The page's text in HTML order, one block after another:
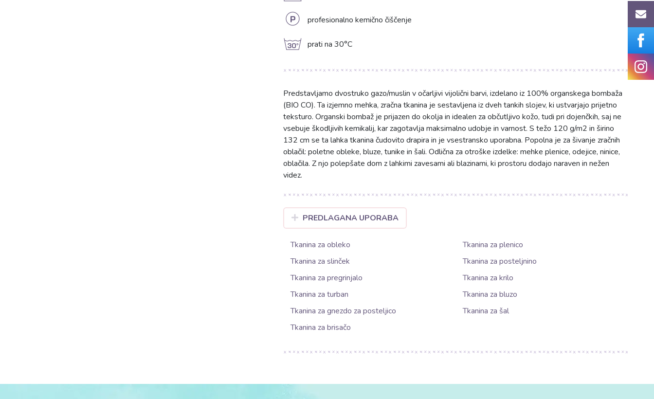
L profesionalno kemično čiščenje
g prati na 30°C
Predstavljamo dvostruko gazo/muslin v očarljivi vijolični barvi, izdelano iz 100% organskega bombaža
(BIO CO). Ta izjemno mehka, zračna tkanina je sestavljena iz dveh tankih slojev, ki ustvarjajo prijetno
teksturo. Organski bombaž je prijazen do okolja in idealen za občutljivo kožo, tudi pri dojenčkih, saj ne
vsebuje škodljivih kemikalij, kar zagotavlja maksimalno udobje in varnost. S težo 120 g/m2 in širino
132 cm se ta lahka tkanina čudovito drapira in je vsestransko uporabna. Popolna je za šivanje zračnih
oblačil: poletne obleke, bluze, tunike in šali. Odlična za otroške izdelke: mehke plenice, odejice, ninice,
oblačila. Z njo polepšate dom z lahkimi zavesami ali blazinami, ki prostoru dodajo naraven in nežen
videz.
PREDLAGANA UPORABA
Tkanina za obleko
Tkanina za plenico
Tkanina za slinček
Tkanina za posteljnino
Tkanina za pregrinjalo
Tkanina za krilo
Tkanina za turban
Tkanina za bluzo
Tkanina za gnezdo za posteljico
Tkanina za šal
Tkanina za brisačo